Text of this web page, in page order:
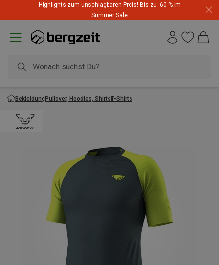
Highlights zum unschlagbaren Preis! Bis zu -60 % im
Summer Sale
BekleidungPullover, Hoodies, ShirtsT-Shirts